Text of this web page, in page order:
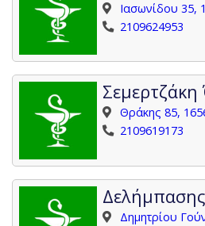
Ιασωνίδου 35,
2109624953
Θράκης 85,
2109619173
Δημητρίου